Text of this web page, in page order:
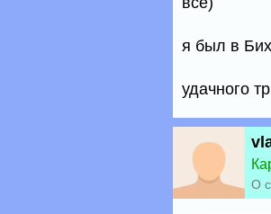
я был в
удачного
О